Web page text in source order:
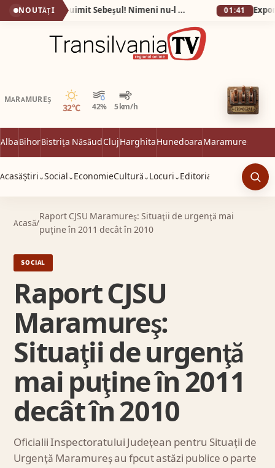
NOUTĂȚI Fotografiile care au uimit Sebeșul! Nimeni nu-l mai recunoaște pe Eugen după ce a slăbit 60 de kilograme în 9 luni! 01:41
MARAMUREȘ
32°C 42% 5 km/h
Senin
AlbaBihorBistrița NăsăudClujHarghitaHunedoaraMaramureș
AcasăȘtiri ⌄Social ⌄ EconomieCultură ⌄ Locuri ⌄ Editorial
Acasă/
Raport CJSU Maramureş: Situaţii de urgenţă mai
puţine în 2011 decât în 2010
SOCIAL
Raport CJSU
Maramureş:
Situaţii de urgenţă
mai puţine în 2011
decât în 2010
Oficialii Inspectoratului Judeţean pentru Situaţii de
Urgenţă Maramureş au fpcut astăzi publice o parte